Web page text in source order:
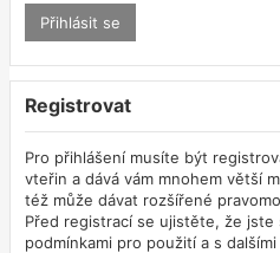
Registrovat
Pro přihlášení musíte být
vteřin a dává vám mnohem větší
též může dávat rozšířené
Před registrací se ujistěte, že jste
podmínkami pro použití a s